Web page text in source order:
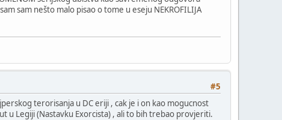
sam nešto malo pisao o tome u eseju NEKROFILIJA
#5
terorisanja u DC eriji , cak je i on kao mogucnost
u Legiji (Nastavku Exorcista) , ali to bih trebao provjeriti.